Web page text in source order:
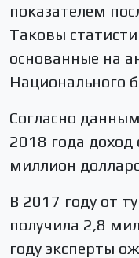
показателем
Таковы
основанные на
Национального
Согласно
2018 года доход
миллион
В 2017 году от
получила 2,8
году эксперты